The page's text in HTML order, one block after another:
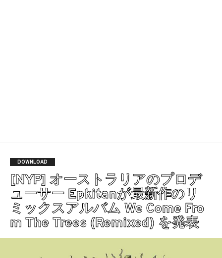
DOWNLOAD
[NYP] オーストラリアのプロデ
ューサー Epkitanが最新作のリ
ミックスアルバム We Come Fro
m The Trees (Remixed) を発表